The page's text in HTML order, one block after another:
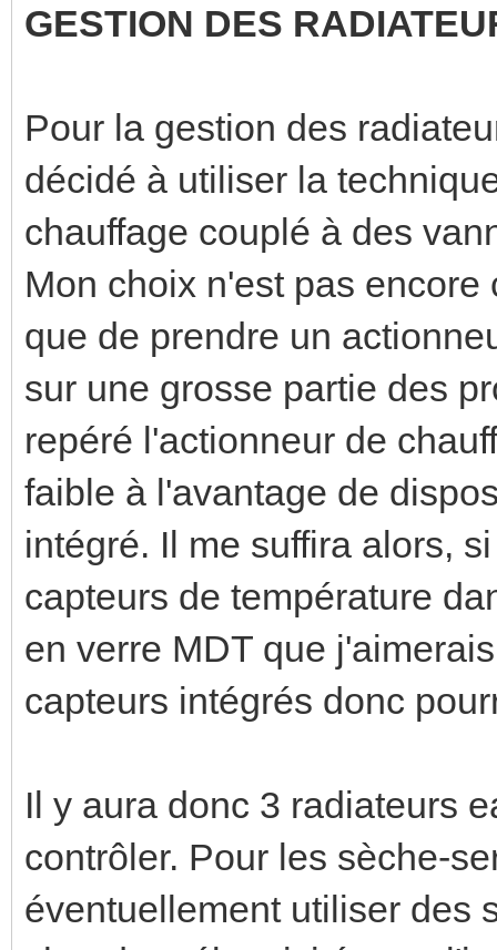
GESTION DES
Pour la gestion des
décidé à utiliser la
chauffage couplé à des
Mon choix n'est pas
que de prendre un
sur une grosse partie des
repéré l'actionneur de
faible à l'avantage de
intégré. Il me suffira alors,
capteurs de température
en verre MDT que
capteurs intégrés donc
Il y aura donc 3 radiateurs
contrôler. Pour les sèche-
éventuellement utiliser des